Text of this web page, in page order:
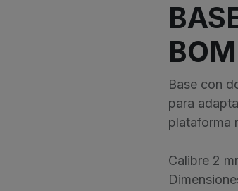
Base con
para
plataforma
Calibre 2